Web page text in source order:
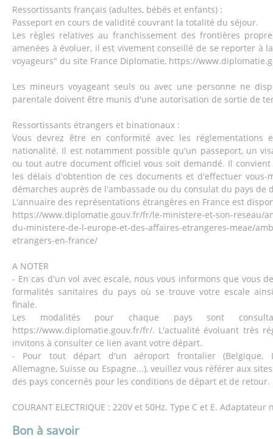
Ressortissants français (adultes, bébés et enfants) :
Passeport en cours de validité couvrant la totalité du séjour.
Les règles relatives au franchissement des frontières
amenées à évoluer, il est vivement conseillé de se reporter à
voyageurs" du site France Diplomatie, https://
Les mineurs voyageant seuls ou avec une personne ne
parentale doivent être munis d'une autorisation de sortie de
Ressortissants étrangers et binationaux :
Vous devrez être en conformité avec les réglementations
nationalité. Il est notamment possible qu'un passeport, un
ou tout autre document officiel vous soit demandé. Il
les délais d'obtention de ces documents et d'effectuer vous-
démarches auprès de l'ambassade ou du consulat du pays de
L'annuaire des représentations étrangères en France est
https://www.diplomatie.gouv.fr/fr/le-ministere-et-son-reseau/
du-ministere-de-l-europe-et-des-affaires-etrangeres-meae/
etrangers-en-france/
A NOTER
- En cas d'un vol avec escale, nous vous informons que vous
formalités sanitaires du pays où se trouve votre escale
finale.
Les modalités pour chaque pays sont
https://www.diplomatie.gouv.fr/fr/. L'actualité évoluant très
invitons à consulter ce lien avant votre départ.
- Pour tout départ d'un aéroport frontalier (Belgique,
Allemagne, Suisse ou Espagne...), veuillez vous référer aux
des pays concernés pour les conditions de départ et de retour.
COURANT ELECTRIQUE : 220V et 50Hz. Type C et E.
Bon à savoir